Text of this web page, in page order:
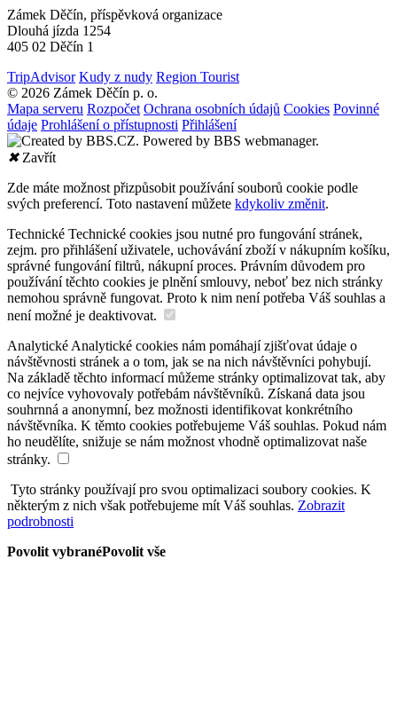
Zámek Děčín, příspěvková organizace
Dlouhá jízda 1254
405 02 Děčín 1
TripAdvisor Kudy z nudy Region Tourist
© 2026 Zámek Děčín p. o.
Mapa serveru Rozpočet Ochrana osobních údajů Cookies Povinné
údaje Prohlášení o přístupnosti Přihlášení
✖Zavřít
Zde máte možnost přizpůsobit používání souborů cookie podle
svých preferencí. Toto nastavení můžete kdykoliv změnit.
Technické Technické cookies jsou nutné pro fungování stránek,
zejm. pro přihlášení uživatele, uchovávání zboží v nákupním košíku,
správné fungování filtrů, nákupní proces. Právním důvodem pro
používání těchto cookies je plnění smlouvy, neboť bez nich stránky
nemohou správně fungovat. Proto k nim není potřeba Váš souhlas a
není možné je deaktivovat.
Analytické Analytické cookies nám pomáhají zjišťovat údaje o
návštěvnosti stránek a o tom, jak se na nich návštěvníci pohybují.
Na základě těchto informací můžeme stránky optimalizovat tak, aby
co nejvíce vyhovovaly potřebám návštěvníků. Získaná data jsou
souhrnná a anonymní, bez možnosti identifikovat konkrétního
návštěvníka. K těmto cookies potřebujeme Váš souhlas. Pokud nám
ho neudělíte, snižuje se nám možnost vhodně optimalizovat naše
stránky.
Tyto stránky používají pro svou optimalizaci soubory cookies. K
některým z nich však potřebujeme mít Váš souhlas. Zobrazit
podrobnosti
Povolit vybranéPovolit vše